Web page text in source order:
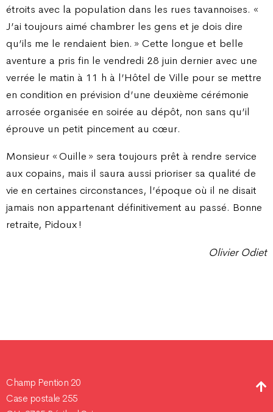
étroits avec la population dans les rues tavannoises. «
J’ai toujours aimé chambrer les gens et je dois dire
qu’ils me le rendaient bien. » Cette longue et belle
aventure a pris fin le vendredi 28 juin dernier avec une
verrée le matin à 11 h à l’Hôtel de Ville pour se mettre
en condition en prévision d’une deuxième cérémonie
arrosée organisée en soirée au dépôt, non sans qu’il
éprouve un petit pincement au cœur.
Monsieur « Ouille » sera toujours prêt à rendre service
aux copains, mais il saura aussi prioriser sa qualité de
vie en certaines circonstances, l’époque où il ne disait
jamais non appartenant définitivement au passé. Bonne
retraite, Pidoux !
Olivier Odiet
Champ Pention 20
Case postale 255